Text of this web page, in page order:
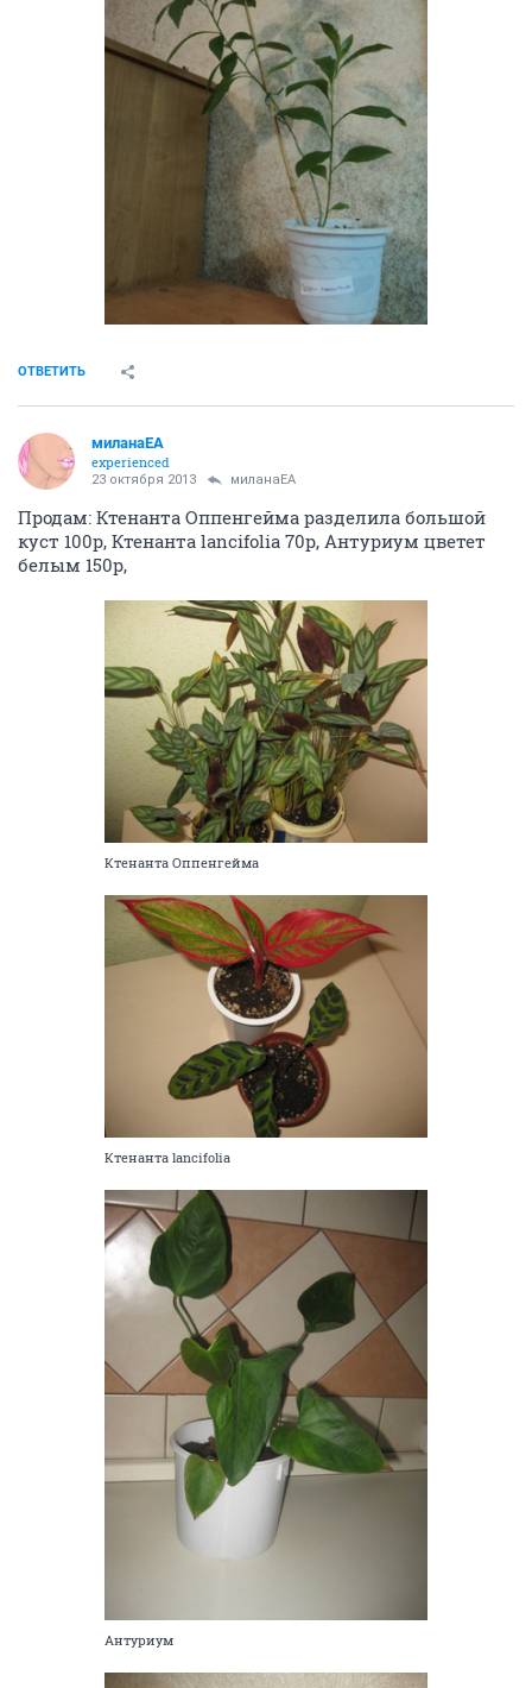
ОТВЕТИТЬ
миланаЕА
experienced
23 октября 2013 миланаЕА
Продам: Ктенанта Оппенгейма разделила большой
куст 100р, Ктенанта lancifolia 70р, Антуриум цветет
белым 150р,
Ктенанта Оппенгейма
Ктенанта lancifolia
Антуриум